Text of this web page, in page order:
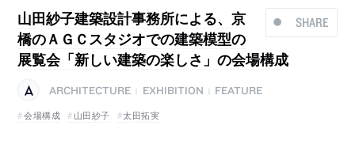
SHARE
山田紗子建築設計事務所による、京
橋のＡＧＣスタジオでの建築模型の
展覧会「新しい建築の楽しさ」の会場構成
ARCHITECTURE EXHIBITION
FEATURE
会場構成
山田紗子 太田拓実